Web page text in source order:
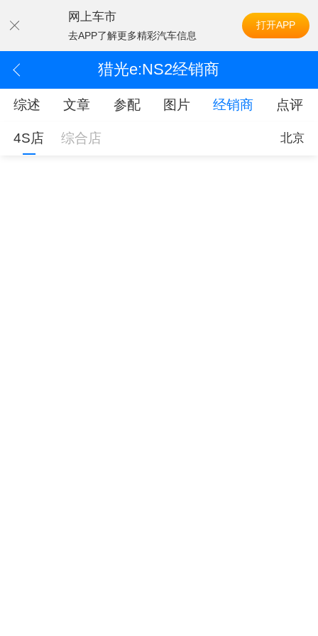
网上车市
去APP了解更多精彩汽车信息
打开APP
猎光e:NS2经销商
综述 文章 参配 图片 经销商 点评
4S店 综合店 北京